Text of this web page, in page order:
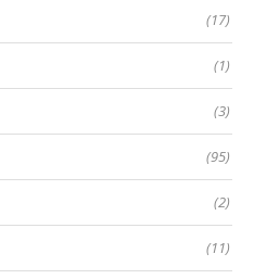
(17)
(1)
(3)
(95)
(2)
(11)